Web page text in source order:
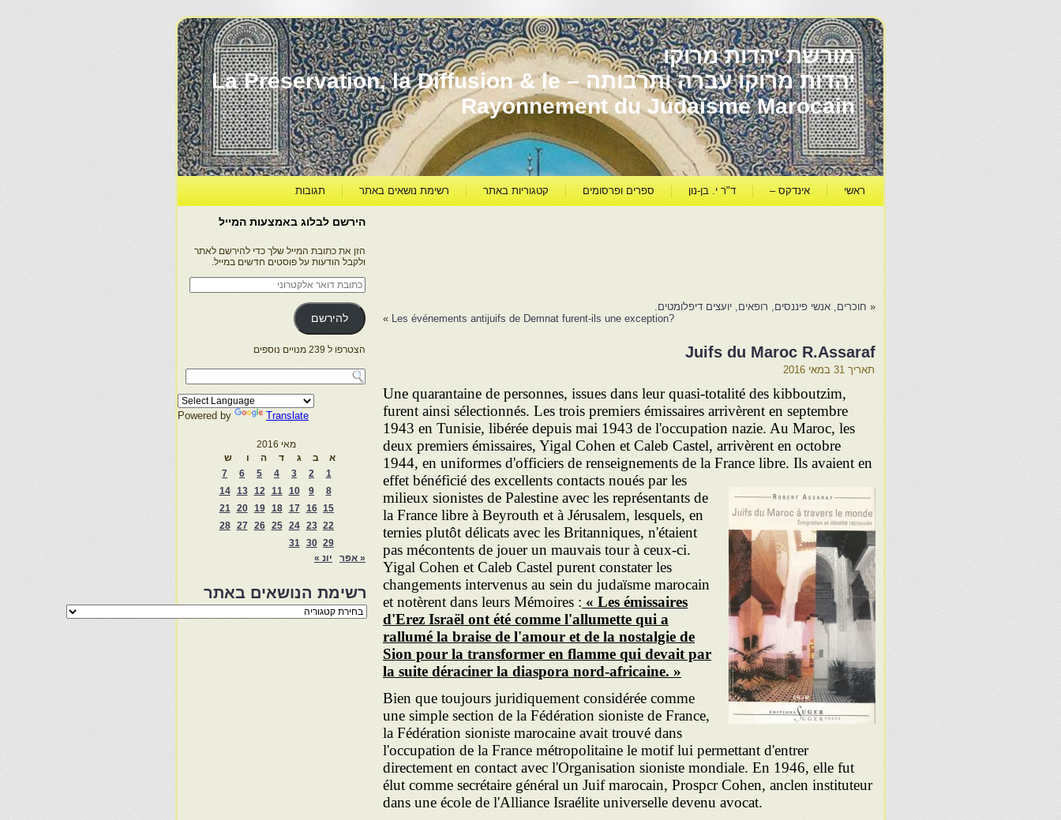
מורשת יהדות מרוקו
יהדות מרוקו עברה ותרבותה – La Préservation, la Diffusion & le
Rayonnement du Judaïsme Marocain
ראשי אינדקס – ד"ר י. בן-נון ספרים ופרסומים קטגוריות באתר רשימת נושאים באתר תגובות
« חוכרים, אנשי פיננסים, רופאים, יועצים דיפלומטים.
?Les événements antijuifs de Demnat furent-ils une exception
»
Juifs du Maroc R.Assaraf
תאריך 31 במאי 2016
Une quarantaine de personnes, issues dans leur quasi-totalité des kibboutzim,
furent ainsi sélectionnés. Les trois premiers émissaires arrivèrent en septembre
1943 en Tunisie, libérée depuis mai 1943 de l'occupation nazie. Au Maroc, les
deux premiers émissaires, Yigal Cohen et Caleb Castel, arrivèrent en octobre
1944, en uniformes d'officiers de renseignements de la France libre. Ils avaient en
effet bénéficié des excellents contacts noués par les
milieux sionistes de Palestine avec les représentants de
la France libre à Beyrouth et à Jérusalem, lesquels, en
ternies plutôt délicats avec les Britanniques, n'étaient
pas mécontents de jouer un mauvais tour à ceux-ci.
Yigal Cohen et Caleb Castel purent constater les
changements intervenus au sein du judaïsme marocain
et notèrent dans leurs Mémoires : « Les émissaires
d'Erez Israël ont été comme l'allumette qui a
rallumé la braise de l'amour et de la nostalgie de
Sion pour la transformer en flamme qui devait par
la suite déraciner la diaspora nord-africaine. »
Bien que toujours juridiquement considérée comme
une simple section de la Fédération sioniste de France,
la Fédération sioniste marocaine avait trouvé dans
l'occupation de la France métropolitaine le motif lui permettant d'entrer
directement en contact avec l'Orga­nisation sioniste mondiale. En 1946, elle fut
élut comme secrétaire général un Juif marocain, Prospcr Cohen, anclen instituteur
dans une école de l'Alliance Israélite universelle devenu avocat.
הירשם לבלוג באמצעות המייל
הזן את כתובת המייל שלך כדי להירשם לאתר
ולקבל הודעות על פוסטים חדשים במייל.
כתובת
דואר
אלקטרוני
להירשם
הצטרפו ל 239 מנויים נוספים
Powered by Translate
מאי 2016
א
ב ג ד ה ו
ש
1
2
3
4
5
6
7
8
9
10
11
12
13
14
15
16
17
18
19
20
21
22
23
24
25
26
27
28
29
30
31
« אפר
יונ »
רשימת הנושאים באתר
רשימת
הנושאים